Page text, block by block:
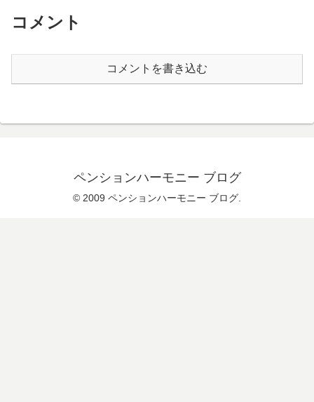
コメント
コメントを書き込む
ペンションハーモニー ブログ
© 2009 ペンションハーモニー ブログ.